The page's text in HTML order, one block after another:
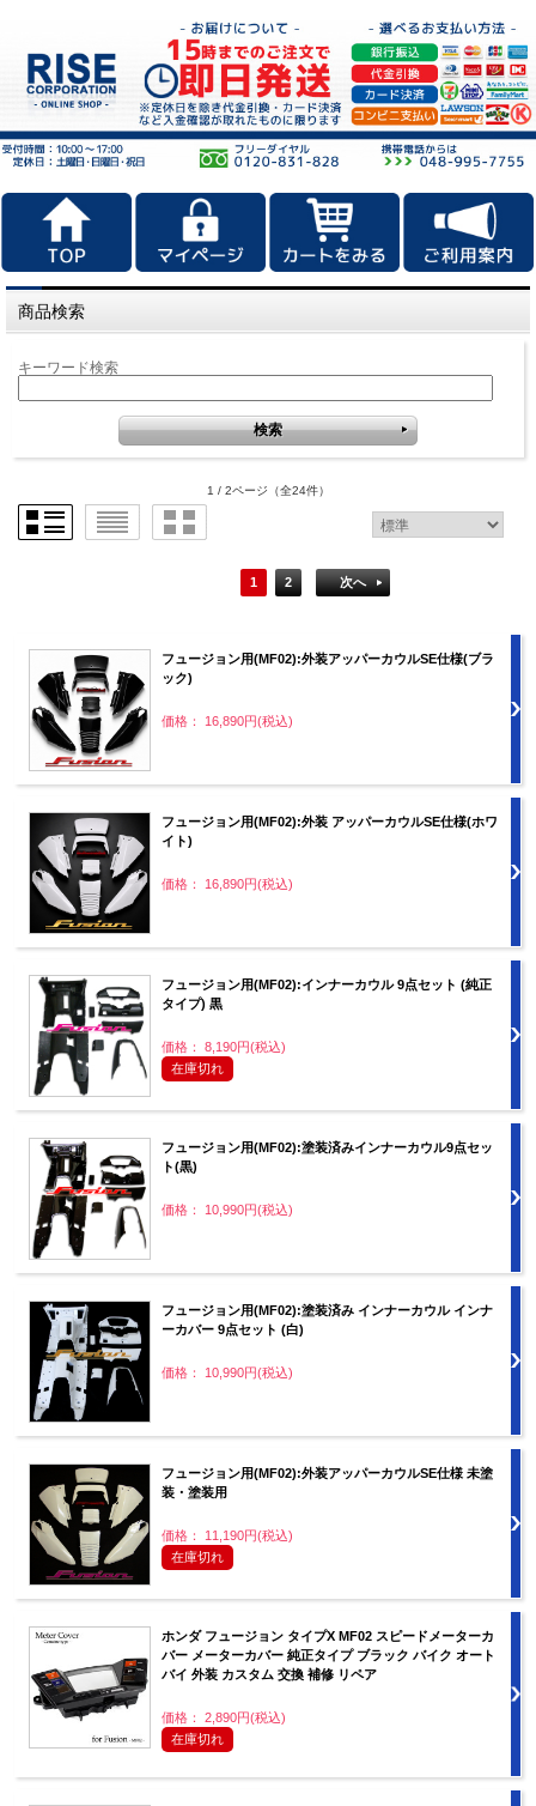
商品検索
キーワード検索
1 / 2ページ （全24件）
1 2 次へ
フュージョン用(MF02):外装アッパーカウルSE仕様(ブラ
ック)
価格： 16,890円(税込)
フュージョン用(MF02):外装 アッパーカウルSE仕様(ホワ
イト)
価格： 16,890円(税込)
フュージョン用(MF02):インナーカウル 9点セット (純正
タイプ) 黒
価格： 8,190円(税込)
在庫切れ
フュージョン用(MF02):塗装済みインナーカウル9点セッ
ト(黒)
価格： 10,990円(税込)
フュージョン用(MF02):塗装済み インナーカウル インナ
ーカバー 9点セット (白)
価格： 10,990円(税込)
フュージョン用(MF02):外装アッパーカウルSE仕様 未塗
装・塗装用
価格： 11,190円(税込)
在庫切れ
ホンダ フュージョン タイプX MF02 スピードメーターカ
バー メーターカバー 純正タイプ ブラック バイク オート
バイ 外装 カスタム 交換 補修 リペア
価格： 2,890円(税込)
在庫切れ